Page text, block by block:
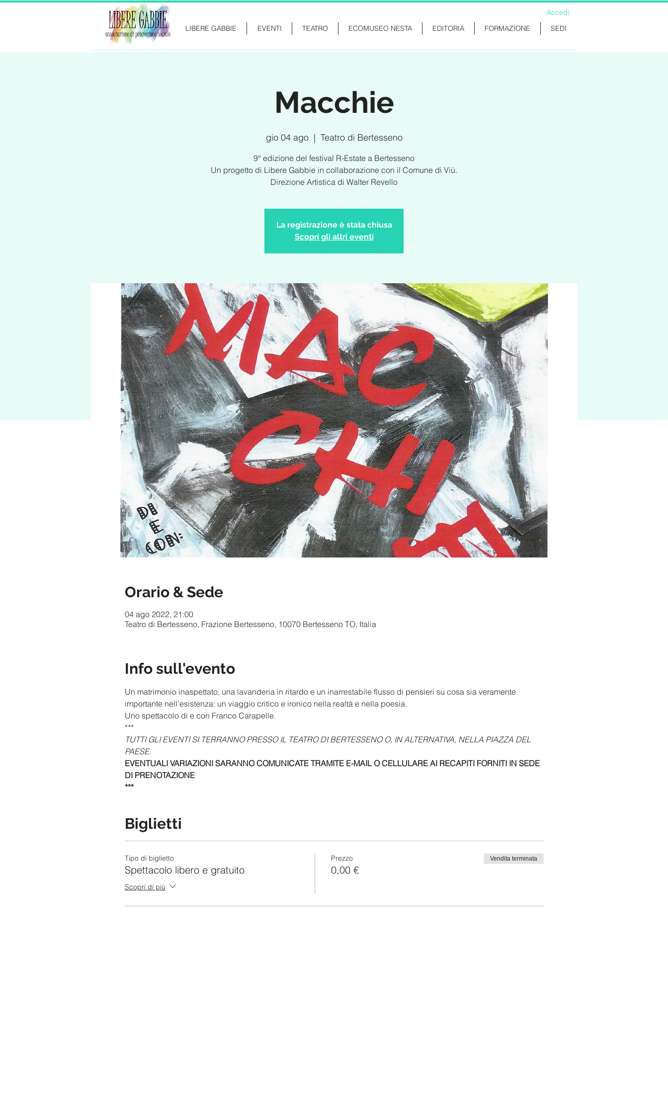
Accedi
LIBERE GABBIE
EVENTI TEATRO ECOMUSEO NESTA EDITORIA FORMAZIONE SEDI
Macchie
gio 04 ago
  |
Teatro di Bertesseno
9° edizione del festival R-Estate a Bertesseno
Un progetto di Libere Gabbie in collaborazione con il Comune di Viù.
Direzione Artistica di Walter Revello
La registrazione è stata chiusa
Scopri gli altri eventi
Orario & Sede
04 ago 2022, 21:00
Teatro di Bertesseno, Frazione Bertesseno, 10070 Bertesseno TO, Italia
Info sull'evento
Un matrimonio inaspettato, una lavanderia in ritardo e un inarrestabile flusso di pensieri su cosa sia veramente
importante nell’esistenza: un viaggio critico e ironico nella realtà e nella poesia.
Uno spettacolo di e con Franco Carapelle.
***
TUTTI GLI EVENTI SI TERRANNO PRESSO IL TEATRO DI BERTESSENO O, IN ALTERNATIVA, NELLA PIAZZA DEL
PAESE.
EVENTUALI VARIAZIONI SARANNO COMUNICATE TRAMITE E-MAIL O CELLULARE AI RECAPITI FORNITI IN SEDE
DI PRENOTAZIONE
***
Biglietti
Tipo di biglietto
Spettacolo libero e gratuito
Scopri di più
Prezzo
0,00 €
Vendita terminata